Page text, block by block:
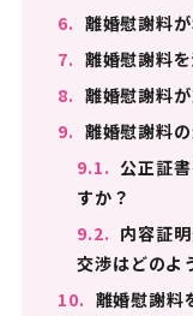
6. 離婚慰謝料
7. 離婚慰謝料
8. 離婚慰謝料
9. 離婚慰謝料
9.1. 公正証
すか？
9.2. 内容証
交渉はどのよ
10. 離婚慰謝料